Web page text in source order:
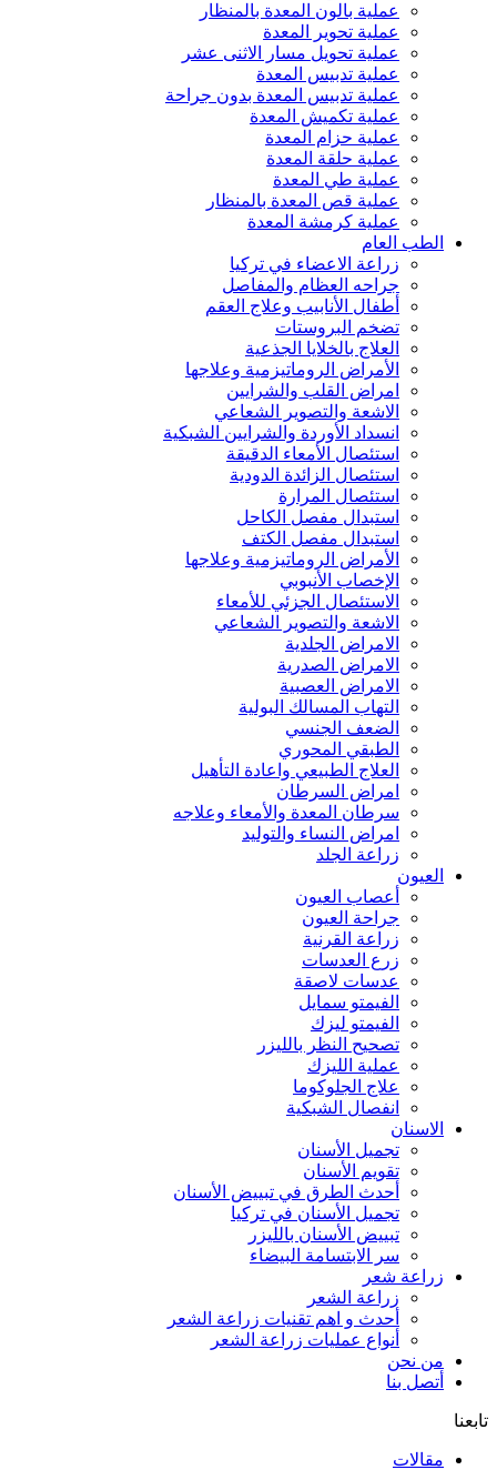
عملية بالون المعدة بالمنظار
عملية تحوير المعدة
عملية تحويل مسار الاثنى عشر
عملية تدبيس المعدة
عملية تدبيس المعدة بدون جراحة
عملية تكميش المعدة
عملية حزام المعدة
عملية حلقة المعدة
عملية طي المعدة
عملية قص المعدة بالمنظار
عملية كرمشة المعدة
الطب العام
زراعة الاعضاء في تركيا
جراحه العظام والمفاصل
أطفال الأنابيب وعلاج العقم
تضخم البروستات
العلاج بالخلايا الجذعية
الأمراض الروماتيزمية وعلاجها
امراض القلب والشرايين
الاشعة والتصوير الشعاعي
انسداد الأوردة والشرايين الشبكية
استئصال الأمعاء الدقيقة
استئصال الزائدة الدودية
استئصال المرارة
استبدال مفصل الكاحل
استبدال مفصل الكتف
الأمراض الروماتيزمية وعلاجها
الإخصاب الأنبوبي
الاستئصال الجزئي للأمعاء
الاشعة والتصوير الشعاعي
الامراض الجلدية
الامراض الصدرية
الامراض العصبية
التهاب المسالك البولية
الضعف الجنسي
الطبقي المحوري
العلاج الطبيعي واعادة التأهيل
امراض السرطان
سرطان المعدة والأمعاء وعلاجه
امراض النساء والتوليد
زراعة الجلد
العيون
أعصاب العيون
جراحة العيون
زراعة القرنية
زرع العدسات
عدسات لاصقة
الفيمتو سمايل
الفيمتو ليزك
تصحيح النظر بالليزر
عملية الليزك
علاج الجلوكوما
انفصال الشبكية
الاسنان
تجميل الأسنان
تقويم الأسنان
أحدث الطرق في تبييض الأسنان
تجميل الأسنان في تركيا
تبييض الأسنان بالليزر
سر الابتسامة البيضاء
زراعة شعر
زراعة الشعر
أحدث و اهم تقنيات زراعة الشعر
أنواع عمليات زراعة الشعر
من نحن
أتصل بنا
تابعنا
مقالات